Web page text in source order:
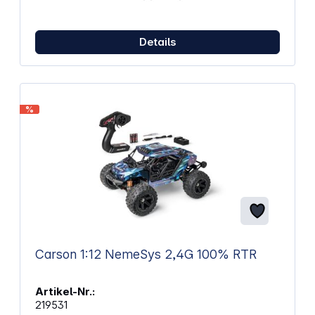
sichtbar auch bei wenig LichtÜber den Sender
schaltbare LED-Positionslichter erleichtern die
Orientierung während des Flugs. Der LiPo-Akku mit
150 mAh ermöglicht Flugzeiten von bis zu 8 Minuten
und wird bequem über USB geladen. Mit
Helikopter für abwechslungsreichen Flugspaß in
Wohnräumen oder Hallen. Eigenschaften: 2-Kanal
2,4 GHz-Fernsteuerung ermöglicht eine präzise
Steuerung des Helikopters Integriertes Gyroskop
unterstützt ein stabiles Flugverhalten und erleichtert
bei der Feinabstimmung der Fluglage Schaltbare
LED-Positionslichter verbessern die Orientierung
während des Flugs USB-Ladefunktion ermöglicht
bequemes Aufladen an Laptop, Powerbank oder
zu 10 km/h sorgen für dynamische Flugmanöver
futuristische Optik mit robuster Bauweise
Altersempfehlung: ab 8 Jahren ACHTUNG!Nicht für
Details
%
Carson 1:12 NemeSys 2,4G 100% RTR
Artikel-Nr.:
219531